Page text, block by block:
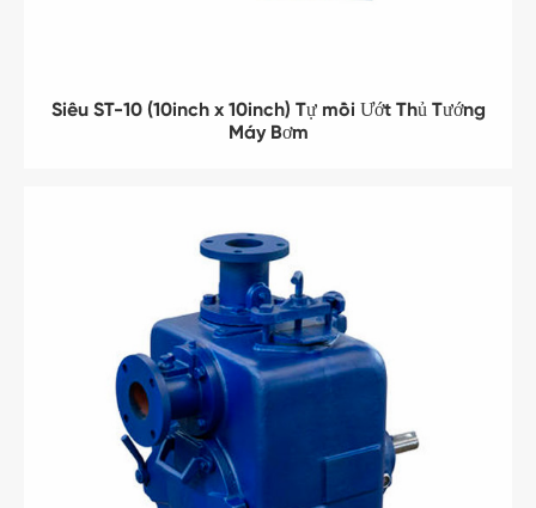
Siêu ST-10 (10inch x 10inch) Tự mồi Ướt Thủ Tướng
Máy Bơm